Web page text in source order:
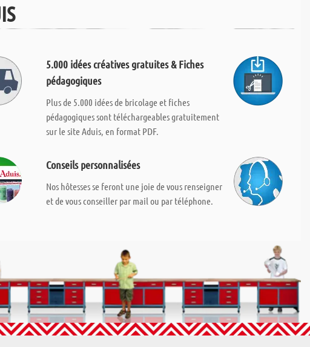
5.000 idées créatives gratuites & Fiches
pédagogiques
Plus de 5.000 idées de bricolage et fiches
pédagogiques sont téléchargeables gratuitement
sur le site Aduis, en format PDF.
Conseils personnalisées
Nos hôtesses se feront une joie de vous renseigner
et de vous conseiller par mail ou par téléphone.